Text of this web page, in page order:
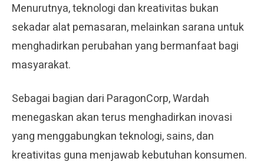
Menurutnya, teknologi dan kreativitas bukan
sekadar alat pemasaran, melainkan sarana untuk
menghadirkan perubahan yang bermanfaat bagi
masyarakat.
Sebagai bagian dari ParagonCorp, Wardah
menegaskan akan terus menghadirkan inovasi
yang menggabungkan teknologi, sains, dan
kreativitas guna menjawab kebutuhan konsumen.